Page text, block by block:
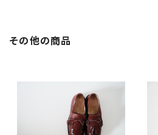
その他の商品